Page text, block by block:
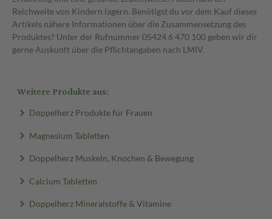
Reichweite von Kindern lagern. Benötigst du vor dem Kauf dieses
Artikels nähere Informationen über die Zusammensetzung des
Produktes? Unter der Rufnummer 05424 6 470 100 geben wir dir
gerne Auskunft über die Pflichtangaben nach LMIV.
Weitere Produkte aus:
Doppelherz Produkte für Frauen
Magnesium Tabletten
Doppelherz Muskeln, Knochen & Bewegung
Calcium Tabletten
Doppelherz Mineralstoffe & Vitamine